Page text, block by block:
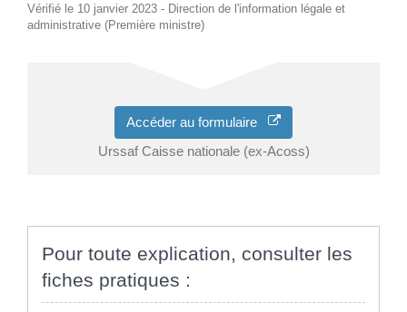
Vérifié le 10 janvier 2023 - Direction de l'information légale et
administrative (Première ministre)
Accéder au formulaire
Urssaf Caisse nationale (ex-Acoss)
Pour toute explication, consulter les
fiches pratiques :